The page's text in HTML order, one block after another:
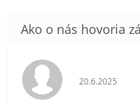
Hodnotenie
20.6.2025